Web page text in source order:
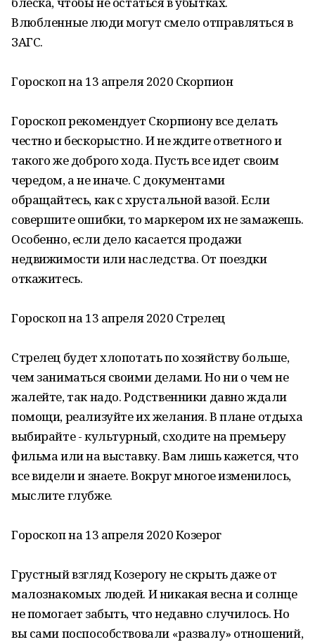
Влюбленные люди могут смело отправляться в
ЗАГС.
Гороскоп на 13 апреля 2020 Скорпион
Гороскоп рекомендует Скорпиону все делать
честно и бескорыстно. И не ждите ответного и
такого же доброго хода. Пусть все идет своим
чередом, а не иначе. С документами
обращайтесь, как с хрустальной вазой. Если
совершите ошибки, то маркером их не замажешь.
Особенно, если дело касается продажи
недвижимости или наследства. От поездки
откажитесь.
Гороскоп на 13 апреля 2020 Стрелец
Стрелец будет хлопотать по хозяйству больше,
чем заниматься своими делами. Но ни о чем не
жалейте, так надо. Родственники давно ждали
помощи, реализуйте их желания. В плане отдыха
выбирайте - культурный, сходите на премьеру
фильма или на выставку. Вам лишь кажется, что
все видели и знаете. Вокруг многое изменилось,
мыслите глубже.
Гороскоп на 13 апреля 2020 Козерог
Грустный взгляд Козерогу не скрыть даже от
малознакомых людей. И никакая весна и солнце
не помогает забыть, что недавно случилось. Но
вы сами поспособствовали «развалу» отношений,